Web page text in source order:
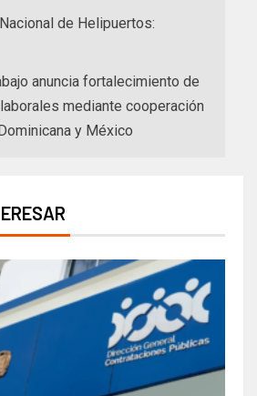
de Helipuertos:
anuncia fortalecimiento de
mediante cooperación
y México